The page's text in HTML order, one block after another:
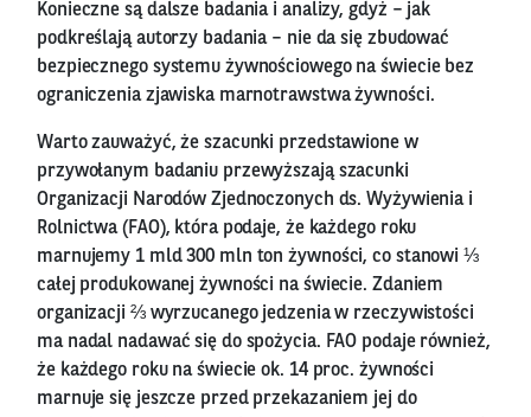
Konieczne są dalsze badania i analizy, gdyż – jak
podkreślają autorzy badania – nie da się zbudować
bezpiecznego systemu żywnościowego na świecie bez
ograniczenia zjawiska marnotrawstwa żywności.
Warto zauważyć, że szacunki przedstawione w
przywołanym badaniu przewyższają szacunki
Organizacji Narodów Zjednoczonych ds. Wyżywienia i
Rolnictwa (FAO), która podaje, że każdego roku
marnujemy 1 mld 300 mln ton żywności, co stanowi ⅓
całej produkowanej żywności na świecie. Zdaniem
organizacji ⅔ wyrzucanego jedzenia w rzeczywistości
ma nadal nadawać się do spożycia. FAO podaje również,
że każdego roku na świecie ok. 14 proc. żywności
marnuje się jeszcze przed przekazaniem jej do